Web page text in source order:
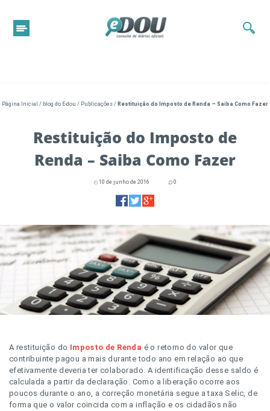
Página Inicial / blog do E-dou / Publicações / Restituição do Imposto de Renda – Saiba Como Fazer
Restituição do Imposto de
Renda – Saiba Como Fazer
10 de junho de 2016 0
A restituição do Imposto de Renda é o retorno do valor que
contribuinte pagou a mais durante todo ano em relação ao que
efetivamente deveria ter colaborado. A identificação desse saldo é
calculada a partir da declaração. Como a liberação ocorre aos
poucos durante o ano, a correção monetária segue a taxa Selic, de
forma que o valor coincida com a inflação e os cidadãos não